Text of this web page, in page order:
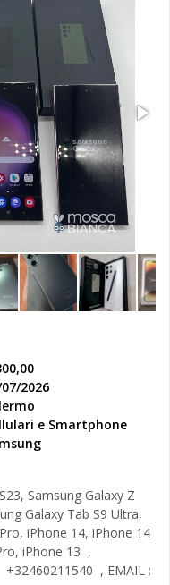
2026
e Smartphone
Samsung Galaxy Z
Galaxy Tab S9 Ultra,
iPhone 14, iPhone 14
iPhone 13 ,
, EMAIL :